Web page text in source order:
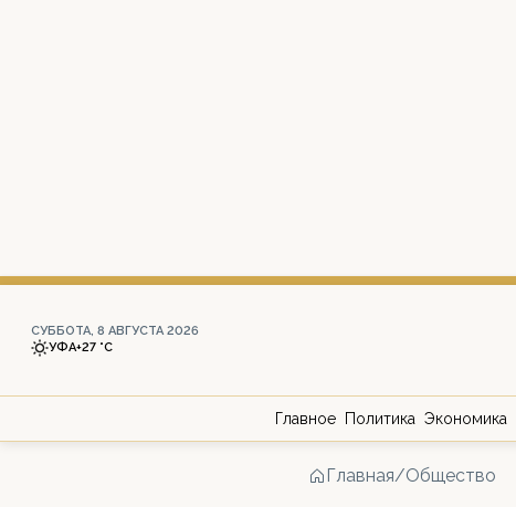
СУББОТА, 8 АВГУСТА 2026
УФА+27 °С
Главное Политика Экономика
Главная/Общество